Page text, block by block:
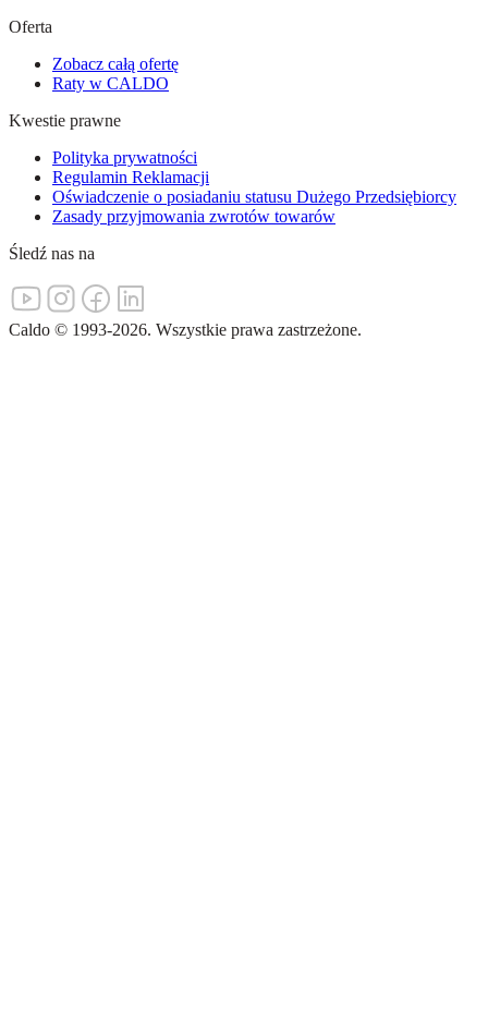
Oferta
Zobacz całą ofertę
Raty w CALDO
Kwestie prawne
Polityka prywatności
Regulamin Reklamacji
Oświadczenie o posiadaniu statusu Dużego Przedsiębiorcy
Zasady przyjmowania zwrotów towarów
Śledź nas na
Caldo © 1993-2026. Wszystkie prawa zastrzeżone.